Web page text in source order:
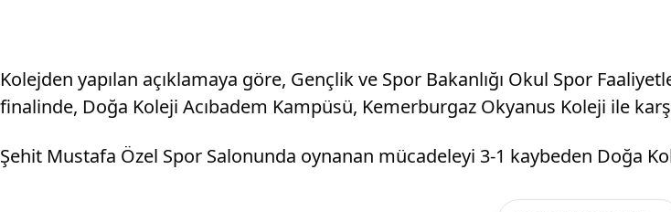
Kolejden yapılan açıklamaya göre, Gençlik ve Spor Bakanlığı Okul Spor
finalinde, Doğa Koleji Acıbadem Kampüsü, Kemerburgaz Okyanus Koleji ile
Şehit Mustafa Özel Spor Salonunda oynanan mücadeleyi 3-1 kaybeden Doğa